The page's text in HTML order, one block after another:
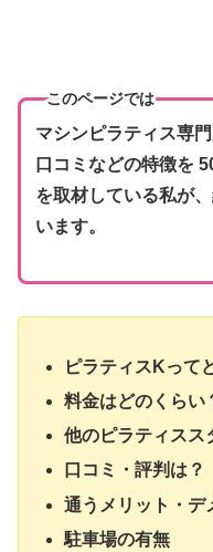
このページでは
マシンピラティス専
口コミなどの特徴を
を取材している私が
います。
ピラティスKって
料金はどのくらい
他のピラティスス
口コミ・評判は？
通うメリット・デ
駐車場の有無